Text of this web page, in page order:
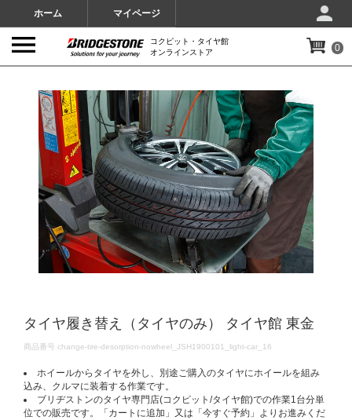
ホーム マイページ
コクピット・タイヤ館
オンラインストア
0
タイヤ履き替え（タイヤのみ） タイヤ館 東金
DETAILS
商品番号 change-tire-desorption-nowheel_JSH1900101_light-car_16
ホイールからタイヤを外し、別途ご購入のタイヤにホイールを組み
込み、クルマに装着する作業です。
ブリヂストンのタイヤ専門店(コクピット/タイヤ館)での作業1台分単
位での販売です。「カートに追加」又は「今すぐ予約」よりお進みくだ